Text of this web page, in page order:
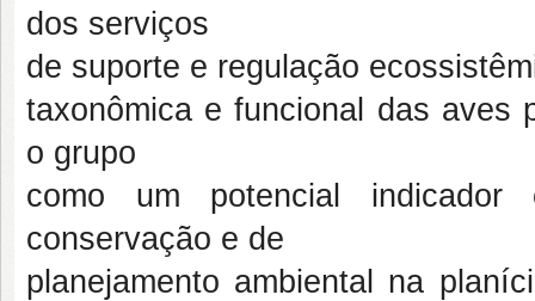
dos serviços
de suporte e regulação
taxonômica e funcional das aves
o grupo
como um potencial
conservação e de
planejamento ambiental na